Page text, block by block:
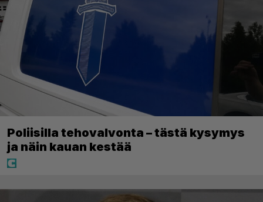
Poliisilla tehovalvonta – tästä kysymys
ja näin kauan kestää